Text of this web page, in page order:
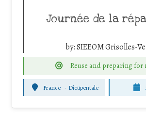
Journée de la
by:SIEEOM Grisolles-
Reuse and preparing for
France - Dieupentale